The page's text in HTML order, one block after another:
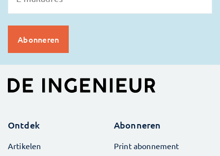
Ontdek
Artikelen
Abonneren
Print abonnement